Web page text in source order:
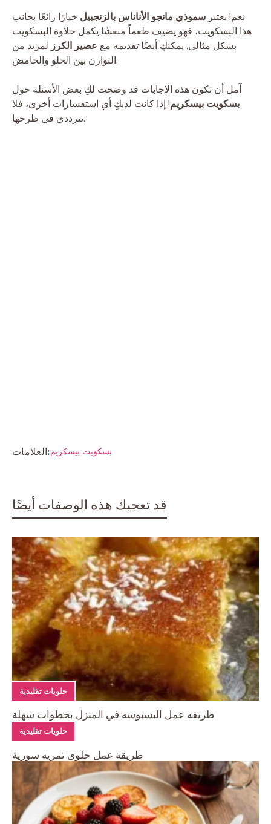
نعم! يعتبر سموذي مانجو الأناناس بالزنجبيل خيارًا رائعًا بجانب
هذا البسكويت، فهو يضيف طعماً منعشًا يكمل حلاوة البسكويت
بشكل مثالي. يمكنكِ أيضًا تقديمه مع عصير الكرز لمزيد من
التوازن بين الحلو والحامض.
آمل أن تكون هذه الإجابات قد وضحت لكِ بعض الأسئلة حول
بسكويت بيسكريم! إذا كانت لديكِ أي استفسارات أخرى، فلا
تترددي في طرحها.
العلامات:بسكويت بيسكريم
قد تعجبك هذه الوصفات أيضًا
حلويات تقليدية
طريقه عمل البسبوسه في المنزل بخطوات سهلة
حلويات تقليدية
طريقة عمل حلوى تمرية سورية